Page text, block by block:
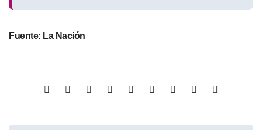
Fuente: La Nación